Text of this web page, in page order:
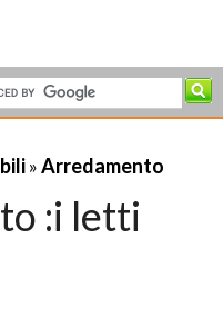
»Arredamento
:i letti